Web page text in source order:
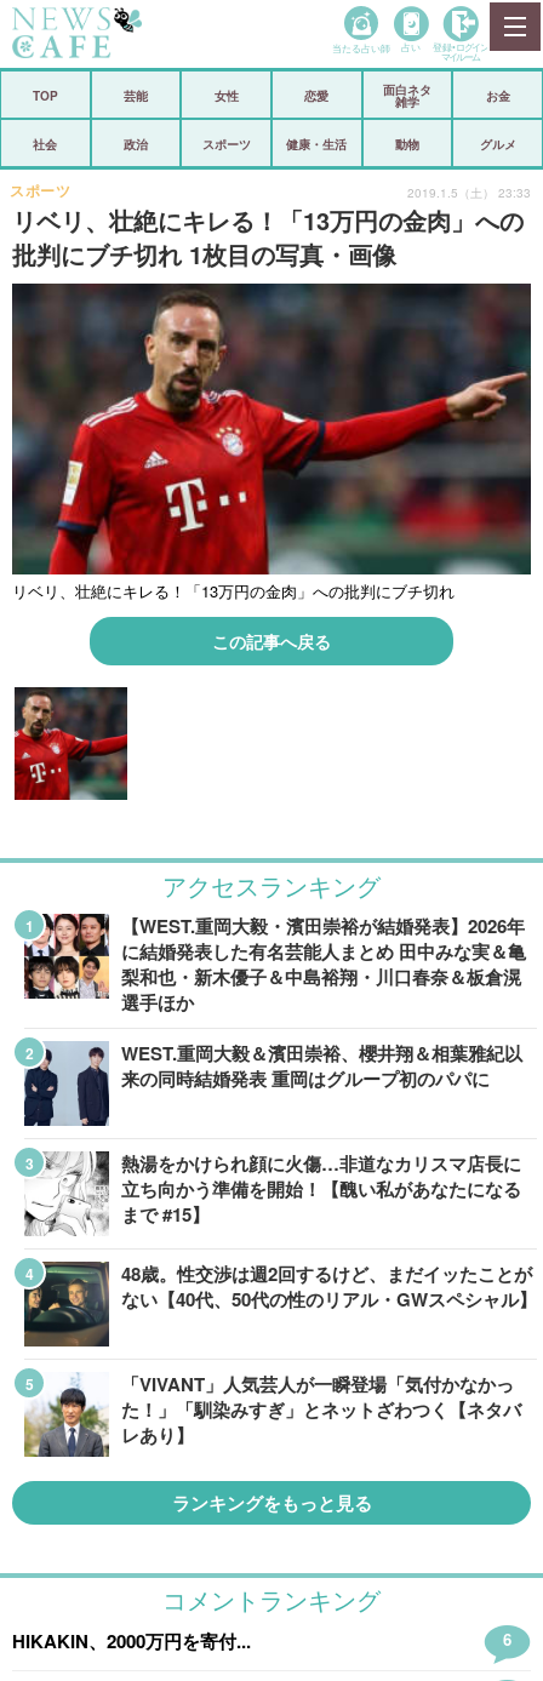
政治
経済
芸能 スポーツ
恋愛 ビックリ
コメントポスト アリ／ナシ
登録・ログイン/マイルーム
当たる占い師 占い 登録• ログイン
マイルーム
TOP 芸能 女性 恋愛
面白ネタ
雑学
お金
社会 政治 スポーツ 健康・生活 動物 グルメ
リベリ、壮絶にキレる！「13万円の金肉」への
批判にブチ切れ 1枚目の写真・画像
スポーツ 2019.1.5（土） 23:33
リベリ、壮絶にキレる！「13万円の金肉」への批判にブチ切れ
この記事へ戻る
アクセスランキング
【WEST.重岡大毅・濱田崇裕が結婚発表】2026年
に結婚発表した有名芸能人まとめ 田中みな実＆亀
梨和也・新木優子＆中島裕翔・川口春奈＆板倉滉
選手ほか
WEST.重岡大毅＆濱田崇裕、櫻井翔＆相葉雅紀以
来の同時結婚発表 重岡はグループ初のパパに
熱湯をかけられ顔に火傷…非道なカリスマ店長に
立ち向かう準備を開始！【醜い私があなたになる
まで #15】
48歳。性交渉は週2回するけど、まだイッたことが
ない【40代、50代の性のリアル・GWスペシャル】
「VIVANT」人気芸人が一瞬登場「気付かなかっ
た！」「馴染みすぎ」とネットざわつく【ネタバ
レあり】
ランキングをもっと見る